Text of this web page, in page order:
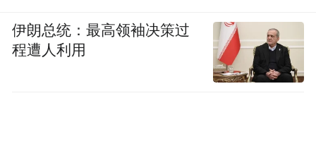
伊朗总统：最高领袖决策过
程遭人利用